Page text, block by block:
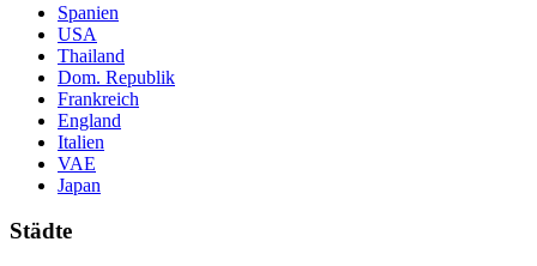
Spanien
USA
Thailand
Dom. Republik
Frankreich
England
Italien
VAE
Japan
Städte